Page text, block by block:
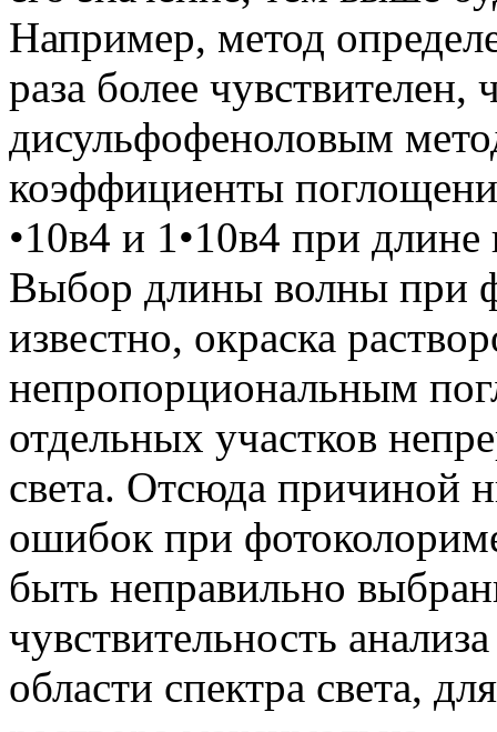
Например, метод
раза более
дисульфофеноловым
коэффициенты
•10в4 и 1•10в4 при
Выбор длины волны при
известно, окраска
непропорциональным
отдельных участков
света. Отсюда причиной
ошибок при
быть неправильно
чувствительность
области спектра света,